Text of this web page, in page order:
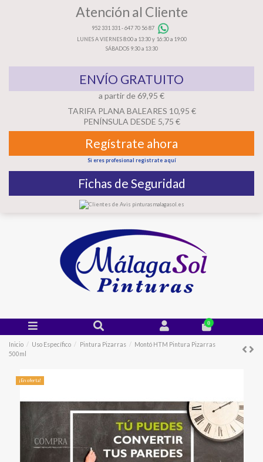
Atención al Cliente
952 331 331 -647 70 56 87
LUNES A VIERNES 8:00 a 13:30 y 16:30 a 19:00
SÁBADOS 9:30 a 13:30
ENVÍO GRATUITO
a partir de 69,95 €
TARIFA PLANA BALEARES 10,95 €
PENÍNSULA DESDE 5,75 €
Regístrate ahora
Si eres profesional registrate aquí
Fichas de Seguridad
0
Inicio Uso Específico Pintura Pizarras
Montó HTM Pintura Pizarras
500ml
¡En oferta!